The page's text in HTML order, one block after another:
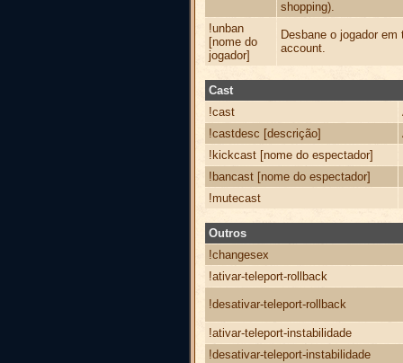
shopping).
!unban
[nome do
jogador]
Desbane o jogador
account.
Cast
!cast
!castdesc [descrição]
!kickcast [nome do espectador]
!bancast [nome do espectador]
!mutecast
Outros
!changesex
!ativar-teleport-rollback
!desativar-teleport-rollback
!ativar-teleport-instabilidade
!desativar-teleport-instabilidade